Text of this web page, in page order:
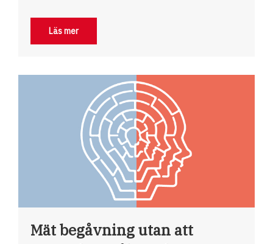
Läs mer
Mät begåvning utan att